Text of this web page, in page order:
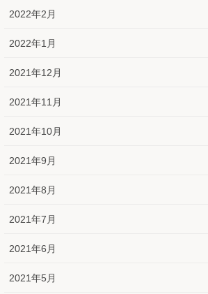
2022年2月
2022年1月
2021年12月
2021年11月
2021年10月
2021年9月
2021年8月
2021年7月
2021年6月
2021年5月